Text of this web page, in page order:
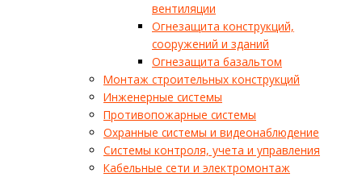
вентиляции
Огнезащита конструкций,
сооружений и зданий
Огнезащита базальтом
Монтаж строительных конструкций
Инженерные системы
Противопожарные системы
Охранные системы и видеонаблюдение
Системы контроля, учета и управления
Кабельные сети и электромонтаж